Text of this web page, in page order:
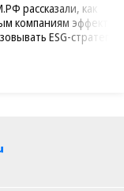
рассказали, как
компаниям
ESG-стратегию